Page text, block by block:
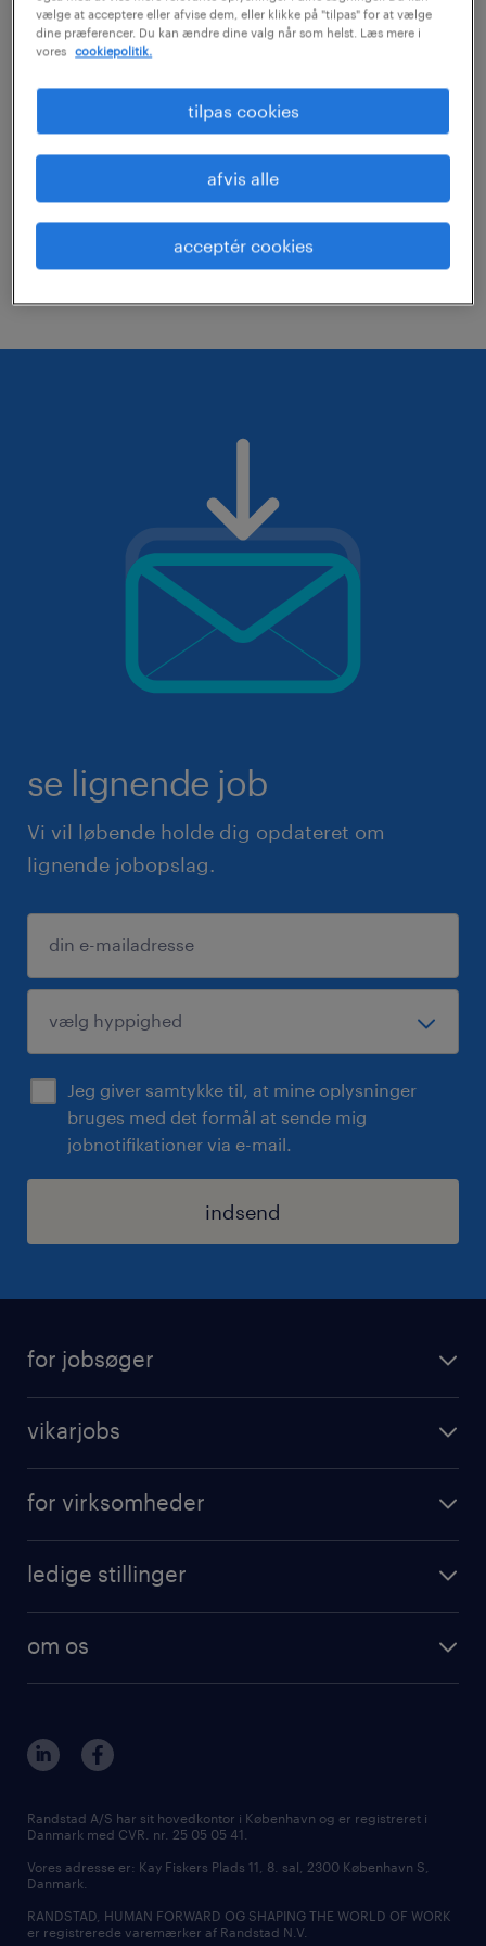
Prøv at fjerne nogle af dine filtre i din
søgning.
Har du søgt efter job på en specifik
lokation? Overvej at udvide
rækkevidden.
Skift jobtitel eller søgeord, og tjek om
det er korrekt stavet.
se lignende job
Vi vil løbende holde dig opdateret om
lignende jobopslag.
Jeg giver samtykke til, at mine oplysninger
bruges med det formål at sende mig
jobnotifikationer via e-mail.
indsend
for jobsøger
timeregistrering
karriererådgivning
specialistområder
vikarjobs
for virksomheder
rekruttering
MSP & RPO
ledige stillinger
ledige stillinger i Aalborg
ledige stillinger i Kolding
om os
vores afdelinger
bliv vores kollega
presse
Randstad A/S har sit hovedkontor i København og er registreret i
Danmark med CVR. nr. 25 05 05 41.
Vores adresse er: Kay Fiskers Plads 11, 8. sal, 2300 København S,
Danmark.
RANDSTAD, HUMAN FORWARD OG SHAPING THE WORLD OF WORK
er registrerede varemærker af Randstad N.V.
vælge at acceptere eller afvise dem, eller klikke på "tilpas" for at vælge
dine præferencer. Du kan ændre dine valg når som helst. Læs mere i
vores
cookiepolitik.
tilpas cookies
afvis alle
acceptér cookies